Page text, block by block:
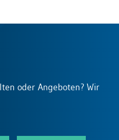
oder Angeboten? Wir